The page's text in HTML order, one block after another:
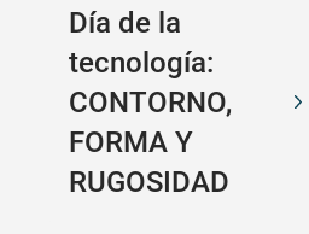
Día de la
tecnología:
CONTORNO,
FORMA Y
RUGOSIDAD